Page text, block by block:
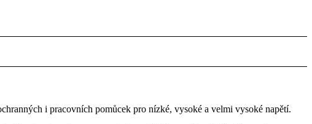
i pracovních pomůcek pro nízké, vysoké a velmi vysoké napětí.